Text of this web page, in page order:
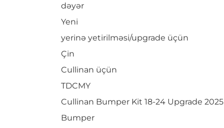
dəyər
Yeni
yerinə yetirilməsi/upgrade üçün
Çin
Cullinan üçün
TDCMY
Cullinan Bumper Kit 18-24 Upgrade 2025
Bumper